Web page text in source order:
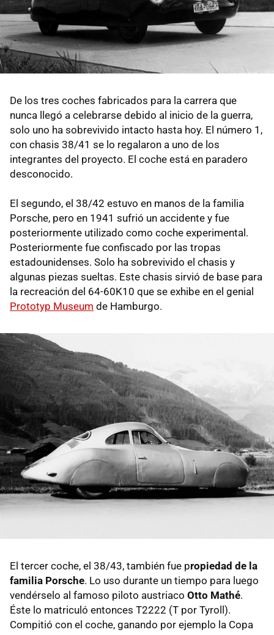
De los tres coches fabricados para la carrera que
nunca llegó a celebrarse debido al inicio de la guerra,
solo uno ha sobrevivido intacto hasta hoy. El número 1,
con chasis 38/41 se lo regalaron a uno de los
integrantes del proyecto. El coche está en paradero
desconocido.
El segundo, el 38/42 estuvo en manos de la familia
Porsche, pero en 1941 sufrió un accidente y fue
posteriormente utilizado como coche experimental.
Posteriormente fue confiscado por las tropas
estadounidenses. Solo ha sobrevivido el chasis y
algunas piezas sueltas. Este chasis sirvió de base para
la recreación del 64-60K10 que se exhibe en el genial
Prototyp Museum de Hamburgo.
El tercer coche, el 38/43, también fue propiedad de la
familia Porsche. Lo uso durante un tiempo para luego
vendérselo al famoso piloto austriaco Otto Mathé.
Éste lo matriculó entonces T2222 (T por Tyroll).
Compitió con el coche, ganando por ejemplo la Copa